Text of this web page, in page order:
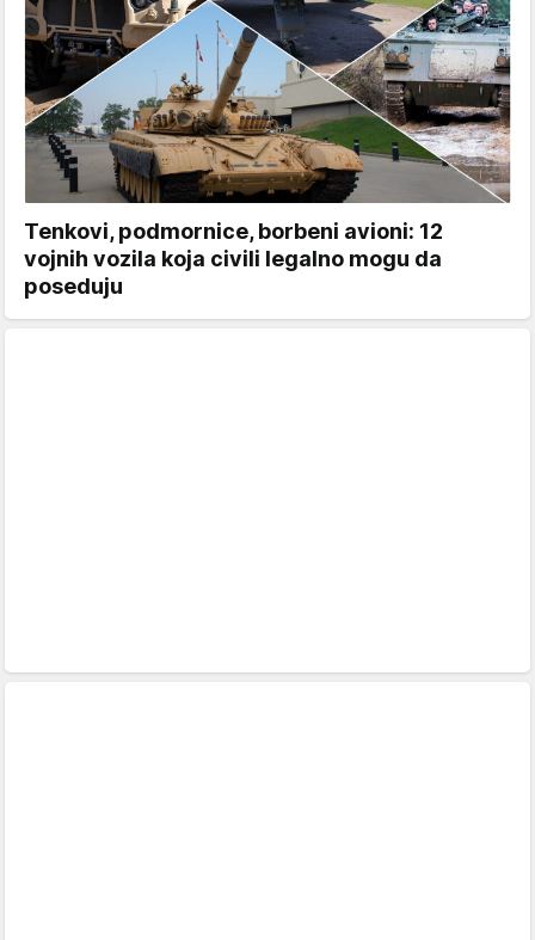
Tenkovi, podmornice, borbeni avioni: 12
vojnih vozila koja civili legalno mogu da
poseduju